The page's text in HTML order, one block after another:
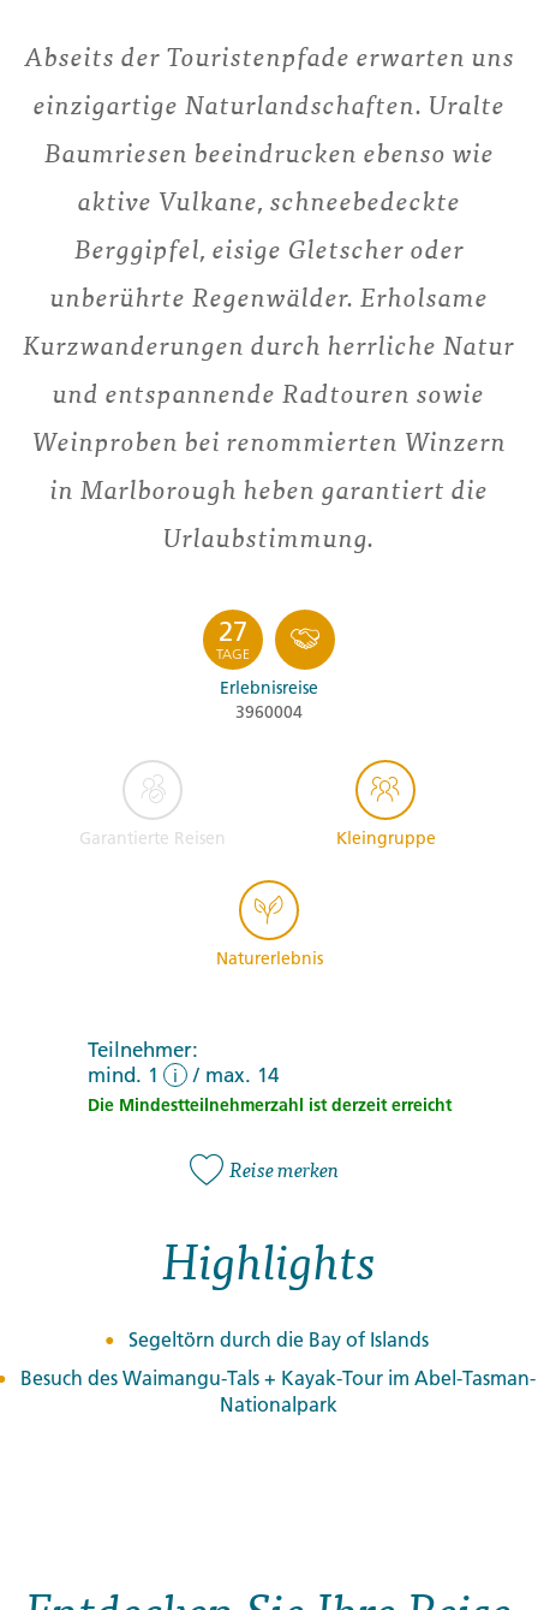
Abseits der Touristenpfade erwarten uns
einzigartige Naturlandschaften. Uralte
Baumriesen beeindrucken ebenso wie
aktive Vulkane, schneebedeckte
Berggipfel, eisige Gletscher oder
unberührte Regenwälder. Erholsame
Kurzwanderungen durch herrliche Natur
und entspannende Radtouren sowie
Weinproben bei renommierten Winzern
in Marlborough heben garantiert die
Urlaubstimmung.
27
TAGE
Erlebnisreise
3960004
Garantierte Reisen Kleingruppe
Naturerlebnis
Teilnehmer:
mind. 1
i / max. 14
Die Mindestteilnehmerzahl ist derzeit erreicht
Reise merken
Highlights
Segeltörn durch die Bay of Islands
Besuch des Waimangu-Tals + Kayak-Tour im Abel-Tasman-
Nationalpark